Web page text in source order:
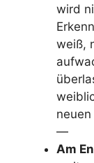
wird
weiß,
—
Am